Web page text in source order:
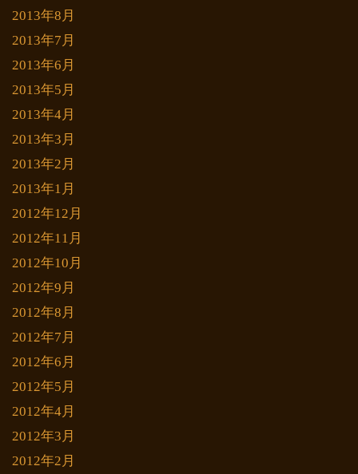
2013年8月
2013年7月
2013年6月
2013年5月
2013年4月
2013年3月
2013年2月
2013年1月
2012年12月
2012年11月
2012年10月
2012年9月
2012年8月
2012年7月
2012年6月
2012年5月
2012年4月
2012年3月
2012年2月